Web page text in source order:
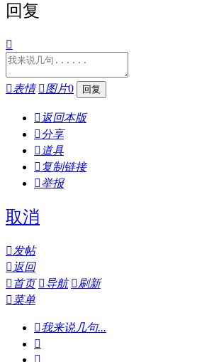
回复

表情 图片0
 返回本版
分享
 道具
 复制链接
举报
取消
发帖
 返回
 首页 导航 刷新
菜单
我来说几句...

